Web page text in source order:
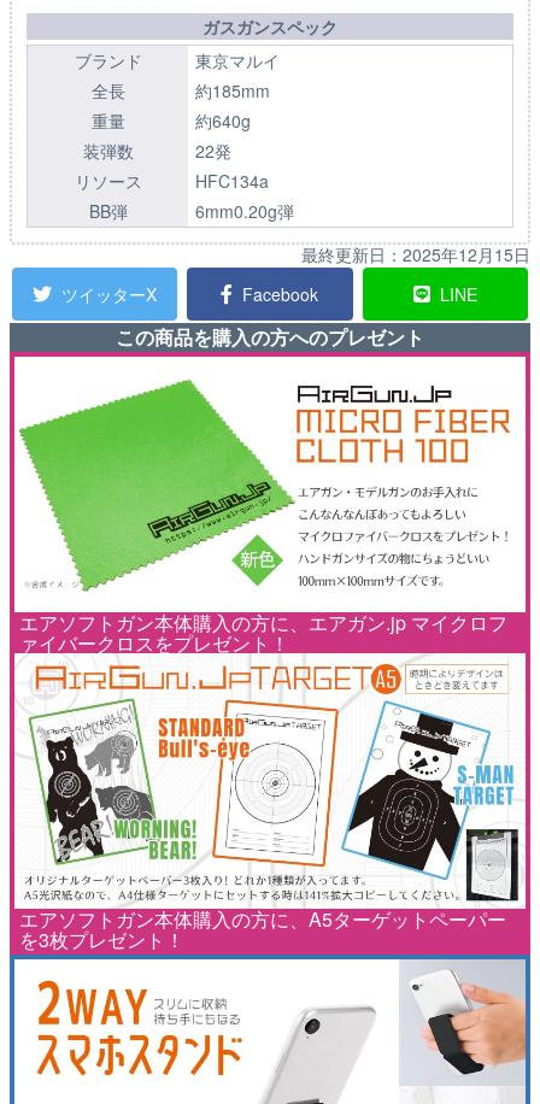
ガスガンスペック
ブランド
東京マルイ
全長
約185mm
重量
約640g
装弾数
22発
リソース
HFC134a
BB弾
6mm0.20g弾
最終更新日： 2025年12月15日
ツイッターX
Facebook LINE
この商品を購入の方へのプレゼント
エアソフトガン本体購入の方に、エアガン.jp マイクロフ
ァイバークロスをプレゼント！
エアソフトガン本体購入の方に、A5ターゲットペーパー
を3枚プレゼント！